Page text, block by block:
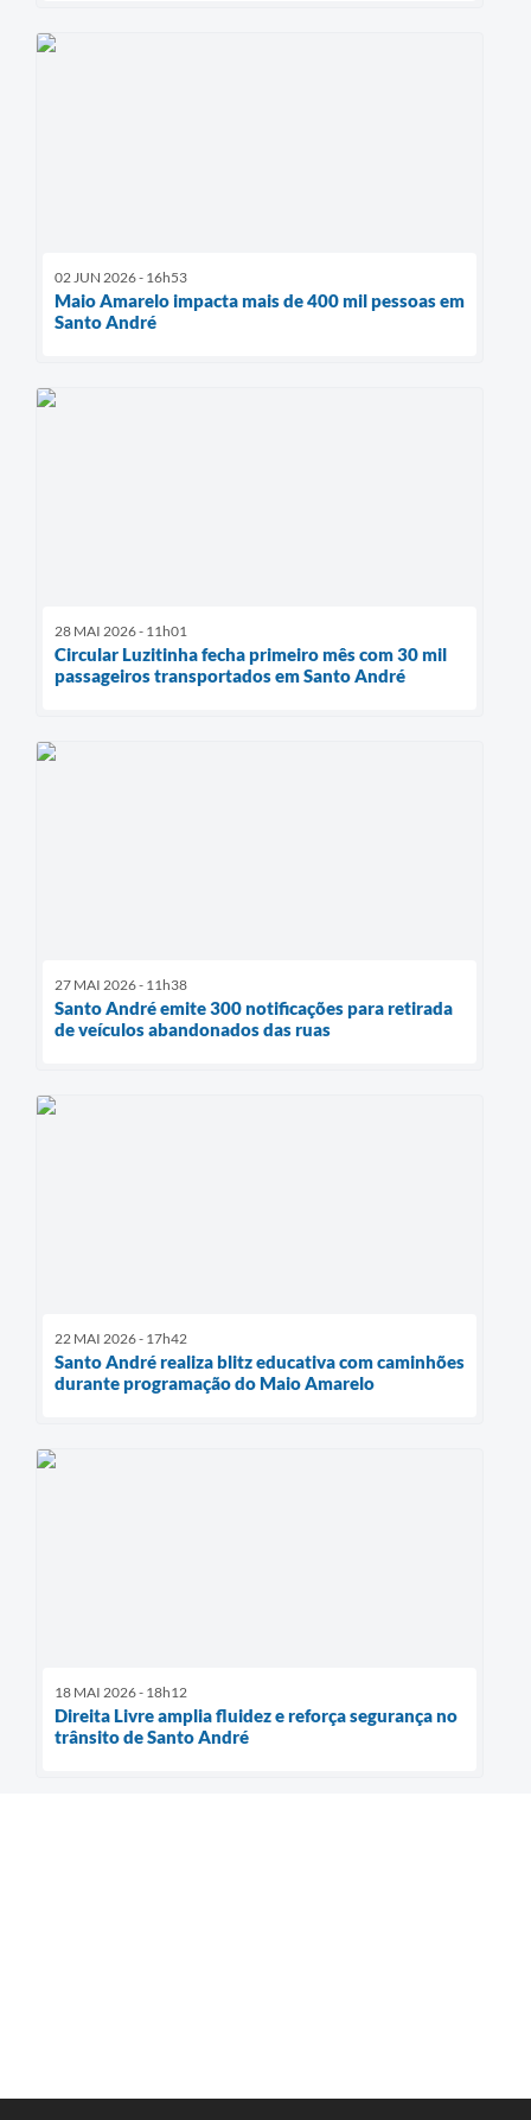
02 JUN 2026 - 16h53
Maio Amarelo impacta mais de 400 mil pessoas em
Santo André
28 MAI 2026 - 11h01
Circular Luzitinha fecha primeiro mês com 30 mil
passageiros transportados em Santo André
27 MAI 2026 - 11h38
Santo André emite 300 notificações para retirada
de veículos abandonados das ruas
22 MAI 2026 - 17h42
Santo André realiza blitz educativa com caminhões
durante programação do Maio Amarelo
18 MAI 2026 - 18h12
Direita Livre amplia fluidez e reforça segurança no
trânsito de Santo André